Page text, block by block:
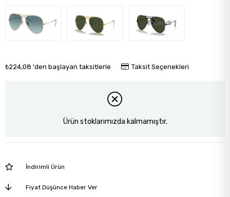
Tükendi
₺224,08 'den başlayan taksitlerle Taksit Seçenekleri
Ürün stoklarımızda kalmamıştır.
İndirimli Ürün
Fiyat Düşünce Haber Ver